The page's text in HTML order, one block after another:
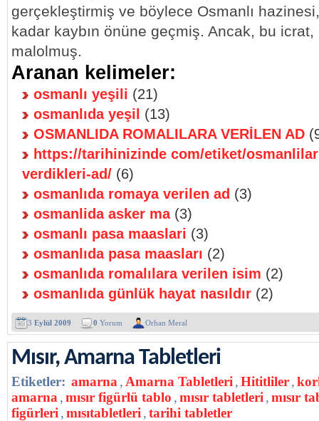
gerçekleştirmiş ve böylece Osmanlı
kadar kaybın önüne geçmiş. Ancak, bu icrat,
malolmuş.
Aranan kelimeler:
osmanlı yeşili (21)
osmanlıda yeşil
(13)
OSMANLIDA ROMALILARA VERİLEN AD
https://tarihinizinde com/etiket/
verdikleri-ad/ (6)
osmanlıda romaya verilen ad (3)
osmanlida asker ma(3)
osmanlı pasa maaslari (3)
osmanlıda pasa maasları (2)
osmanlıda romalılara verilen isim (2)
osmanlıda günlük hayat nasıldır (2)
3 Eylül 2009 0 Yorum Orhan Meral
Mısır, Amarna Tabletleri
Etiketler: amarna , Amarna Tabletleri ,Hititliler,
amarna ,mısır figürlü tablo ,mısır tabletleri ,mısır
figürleri ,mısıtabletleri ,tarihi tabletler